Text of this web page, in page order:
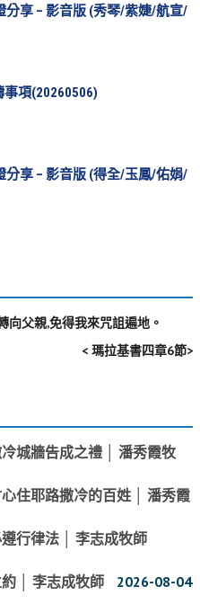
分享 – 影音版 (秀琴/紫婕/航宣/
項(20260506)
分享 – 影音版 (得全/玉鳳/佑娟/
向父親,免得我來咒詛遍地。
< 瑪拉基書四章6節>
城牆告成之禮 │ 潘秀霞牧
住耶路撒冷的百姓 │ 潘秀霞
行律法 │ 李志成牧師
│ 李志成牧師
2026-08-04